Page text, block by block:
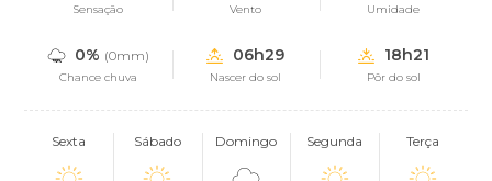
Sensação Vento Umidade
0% (0mm)
Chance chuva
06h29
Nascer do sol
18h21
Pôr do sol
Sexta Sábado Domingo Segunda Terça